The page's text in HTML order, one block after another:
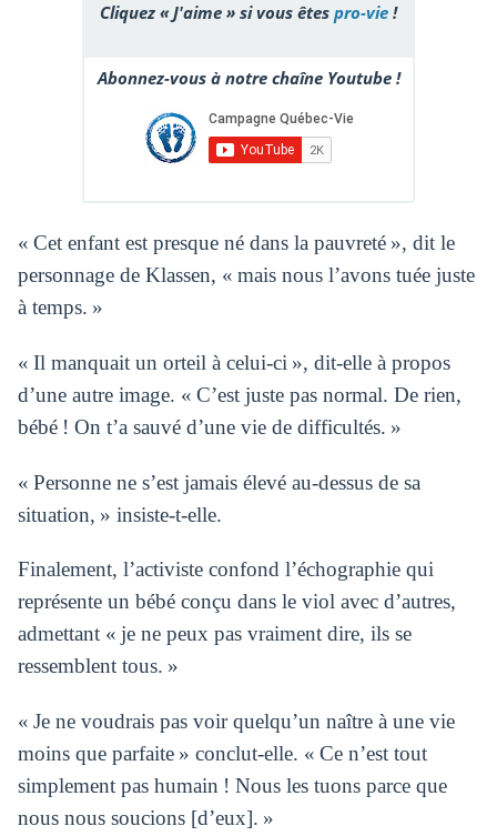
Cliquez « J'aime » si vous êtes pro-vie !
Abonnez-vous à notre chaîne Youtube !
« Cet enfant est presque né dans la pauvreté », dit le
personnage de Klassen, « mais nous l’avons tuée juste
à temps. »
« Il manquait un orteil à celui-ci », dit-elle à propos
d’une autre image. « C’est juste pas normal. De rien,
bébé ! On t’a sauvé d’une vie de difficultés. »
« Personne ne s’est jamais élevé au-dessus de sa
situation, » insiste-t-elle.
Finalement, l’activiste confond l’échographie qui
représente un bébé conçu dans le viol avec d’autres,
admettant « je ne peux pas vraiment dire, ils se
ressemblent tous. »
« Je ne voudrais pas voir quelqu’un naître à une vie
moins que parfaite » conclut-elle. « Ce n’est tout
simplement pas humain ! Nous les tuons parce que
nous nous soucions [d’eux]. »